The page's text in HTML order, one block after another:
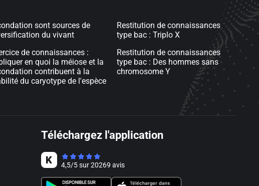
sont sources de
du vivant
de connaissances :
en quoi la méiose et la
contribuent à la
du caryotype de l'espèce
Restitution de connaissances
type bac : Triplo X
Restitution de connaissances
type bac : Des hommes sans
chromosome Y
Téléchargez l'application
4,5/5sur20269 avis